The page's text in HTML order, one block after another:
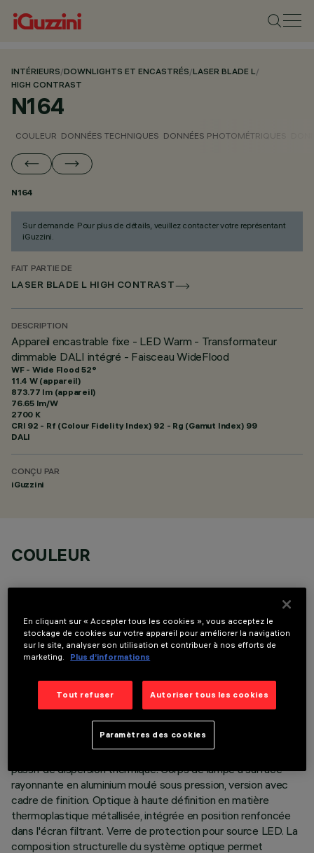
INTÉRIEURS/DOWNLIGHTS ET ENCASTRÉS/LASER BLADE L/
HIGH CONTRAST
N164
COULEUR DONNÉES TECHNIQUES DONNÉES PHOTOMÉTRIQUES
N164
Sur demande. Pour plus de détails, veuillez contacter votre représentant
iGuzzini.
FAIT PARTIE DE
LASER BLADE L HIGH CONTRAST
DESCRIPTION
Appareil encastrable fixe - LED Warm - Transformateur
dimmable DALI intégré - Faisceau WideFlood
WF - Wide Flood 52°
11.4 W (appareil)
873.77 lm (appareil)
76.65 lm/W
2700 K
CRI 92 - Rf (Colour Fidelity Index) 92 - Rg (Gamut Index) 99
DALI
CONÇU PAR
iGuzzini
COULEUR
DONNÉES TECHNIQUES
DESCRIPTION
Appareil encastrable à optique fixe pour source LED Warm
white 2700K à fort indice de rendu de couleur. Système
passif de dispersion thermique. Corps de lampe à surface
rayonnante en aluminium moulé sous pression, version avec
cadre de finition. Optique à haute définition en matière
thermoplastique métallisée, intégrée en position renfoncée
dans l'écran filtrant. Verre de protection pour source LED. La
composition structurelle du système optique permet
En cliquant sur « Accepter tous les cookies », vous acceptez le
stockage de cookies sur votre appareil pour améliorer la navigation
sur le site, analyser son utilisation et contribuer à nos efforts de
marketing.
Plus d’informations
Tout refuser Autoriser tous les cookies
Paramètres des cookies